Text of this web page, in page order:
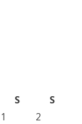
S
S
1
2